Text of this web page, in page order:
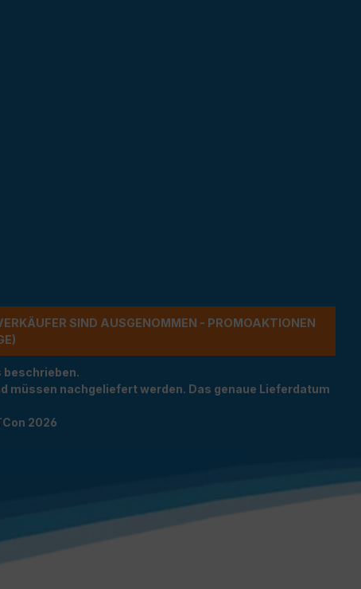
SIND AUSGENOMMEN - PROMOAKTIONEN G
beschrieben.
müssen nachgeliefert werden. Das genaue Lieferdatum
2026